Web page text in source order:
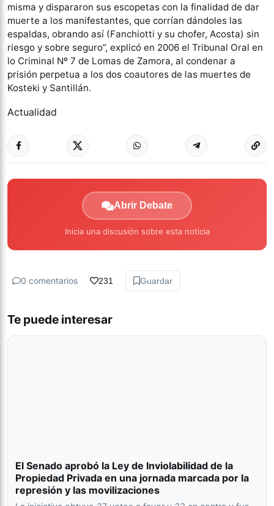
misma y dispararon sus escopetas con la finalidad de dar
muerte a los manifestantes, que corrían dándoles las
espaldas, obrando así (Fanchiotti y su chofer, Acosta) sin
riesgo y sobre seguro”, explicó en 2006 el Tribunal Oral en
lo Criminal Nº 7 de Lomas de Zamora, al condenar a
prisión perpetua a los dos coautores de las muertes de
Kosteki y Santillán.
Actualidad
Abrir Debate
Inicia una discusión sobre esta noticia
0 comentarios 231 Guardar
Te puede interesar
El Senado aprobó la Ley de Inviolabilidad de la
Propiedad Privada en una jornada marcada por la
represión y las movilizaciones